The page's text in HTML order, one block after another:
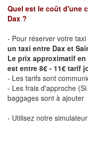
Quel est le coût d'une
Dax ?
- Pour réserver votre
un taxi entre Dax et
Le prix approximatif
est entre 8€ - 11€ tarif
- Les tarifs sont
- Les frais d'approche
baggages sont à ajouter
- Utilisez notre